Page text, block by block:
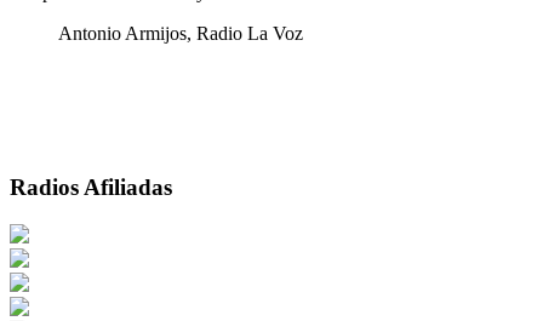
Antonio Armijos, Radio La Voz
Radios Afiliadas